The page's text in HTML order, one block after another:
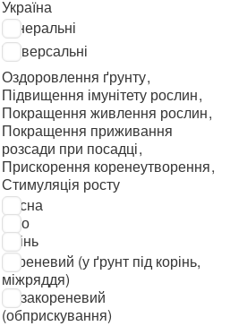
Україна
Мінеральні
Універсальні
Оздоровлення ґрунту,
Підвищення імунітету рослин,
Покращення живлення рослин,
Покращення приживання
розсади при посадці,
Прискорення коренеутворення,
Стимуляція росту
Весна
Літо
Осінь
Кореневий (у ґрунт під корінь,
міжряддя)
Позакореневий
(обприскування)